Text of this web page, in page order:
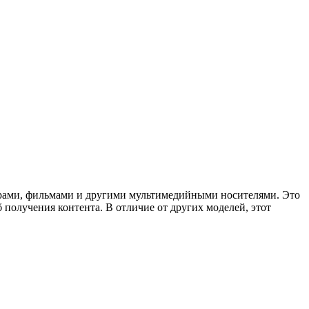
фильмами и другими мультимедийными носителями. Это
контента. В отличие от других моделей, этот